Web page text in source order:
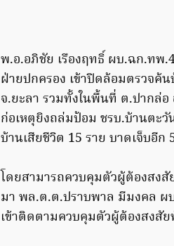
พ.อ.อภิชัย เรืองฤทธิ์ ผบ.ฉก.ทพ
ฝ่ายปกครอง เข้าปิดล้อมตรวจค้
จ.ยะลา รวมทั้งในพื้นที่ ต.ปากล่
ก่อเหตุยิงถล่มป้อม ชรบ.บ้านตะวั
บ้านเสียชีวิต 15 ราย บาดเจ็บอี
โดยสามารถควบคุมตัวผู้ต้องสงสั
มา พล.ต.ต.ปราบพาล มีมงคล
เข้าติดตามควบคุมตัวผู้ต้องสงสั